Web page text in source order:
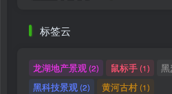
标签云
龙湖地产景观 (2) 鼠标手(1)
黑科技景观 (2) 黄河古村(1)